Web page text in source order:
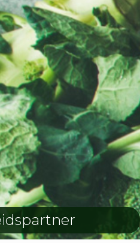
oss
Mobil nr